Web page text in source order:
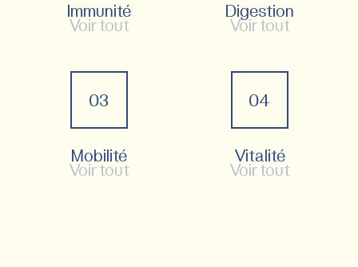
Immunité
Voir tout
Digestion
Voir tout
03
Mobilité
Voir tout
04
Vitalité
Voir tout